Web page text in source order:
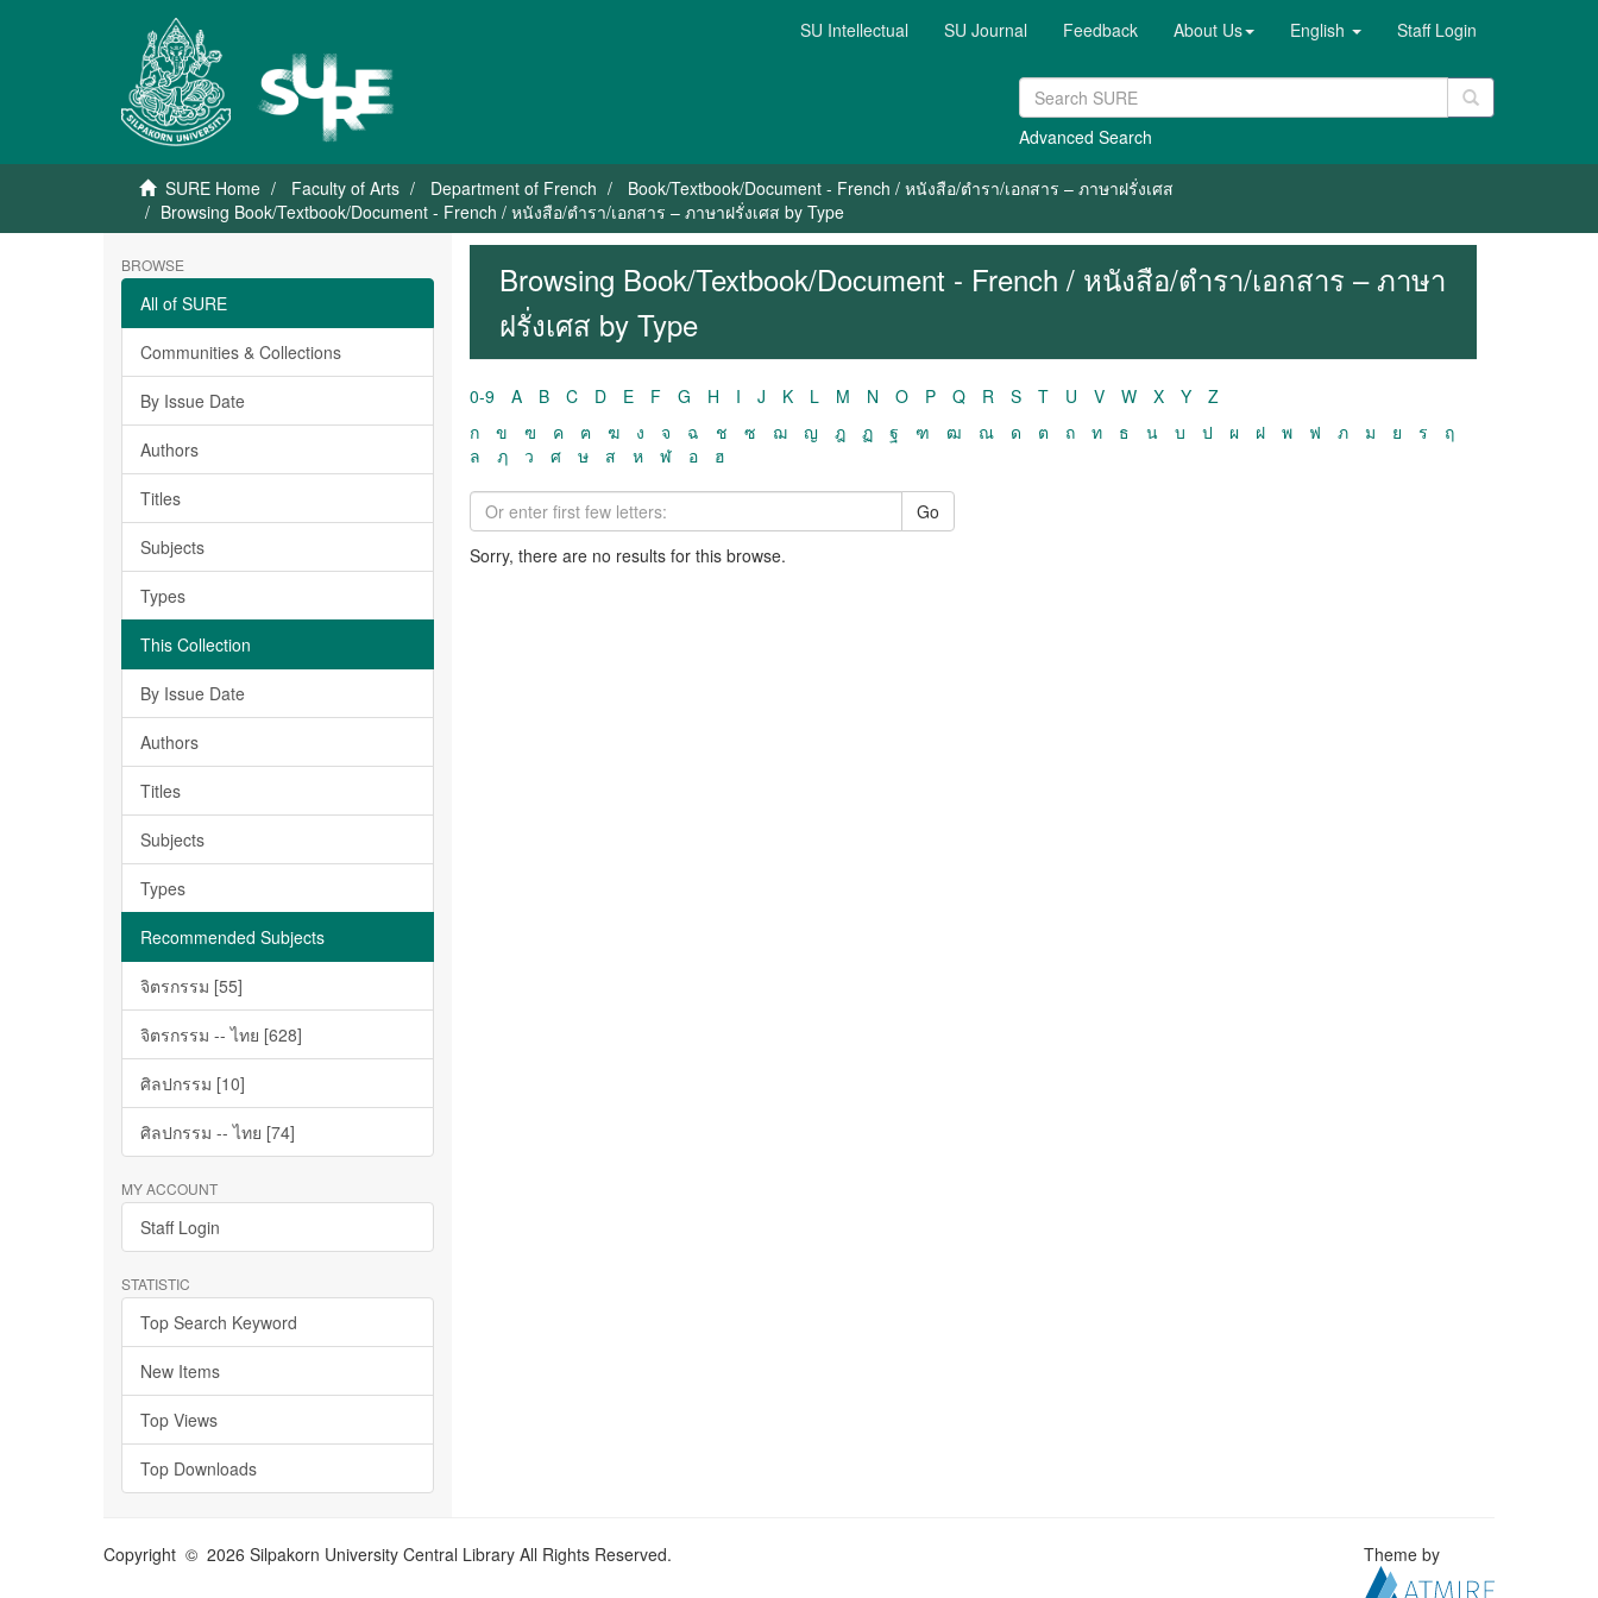
SU Intellectual SU Journal Feedback About Us English Staff Login
Advanced Search
SURE Home Faculty of Arts Department of French
Book/Textbook/Document - French / หนังสือ/ตำรา/เอกสาร – ภาษาฝรั่งเศส
Browsing Book/Textbook/Document - French / หนังสือ/ตำรา/เอกสาร – ภาษาฝรั่งเศส by Type
BROWSE
All of SURE
Communities & Collections
By Issue Date
Authors
Titles
Subjects
Types
This Collection
By Issue Date
Authors
Titles
Subjects
Types
Recommended Subjects
จิตรกรรม [55]
จิตรกรรม -- ไทย [628]
ศิลปกรรม [10]
ศิลปกรรม -- ไทย [74]
MY ACCOUNT
Staff Login
STATISTIC
Top Search Keyword
New Items
Top Views
Top Downloads
Browsing Book/Textbook/Document - French / หนังสือ/ตำรา/เอกสาร – ภาษา
ฝรั่งเศส by Type
0-9 A B C D E F G H I J K L M N O P Q R S T U V W X Y
Z
ก
ข ฃ ค ฅ ฆ ง จ ฉ ช ซ ฌ ญ ฎ ฏ ฐ ฑ ฒ ณ ด ต ถ ท ธ น บ ป ผ ฝ พ ฟ ภ ม ย ร
ฤ
ล
ฦ ว ศ ษ ส ห ฬ อ ฮ
Go
Sorry, there are no results for this browse.
Copyright © 2026 Silpakorn University Central Library All Rights Reserved. Theme by